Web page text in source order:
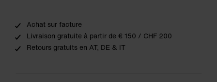
Achat sur facture
Livraison gratuite à partir de € 150 / CHF 200
Retours gratuits en AT, DE & IT